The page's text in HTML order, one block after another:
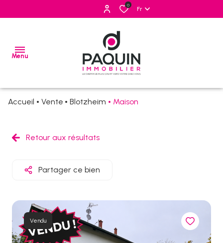
0
Fr
Menu
mail
biens
vendus
Accueil Vente Blotzheim Maison
Retour aux résultats
Partager ce bien
Vendu